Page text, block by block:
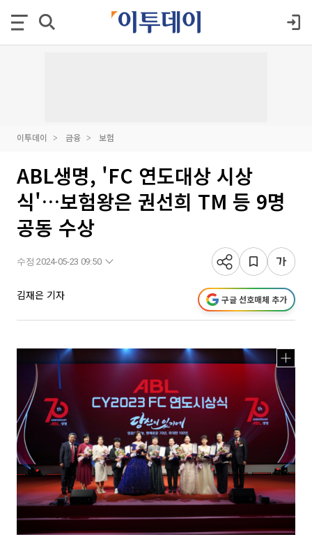
이투데이 금융 보험
ABL생명, 'FC 연도대상 시상
식'…보험왕은 권선희 TM 등 9명
공동 수상
수정 2024-05-23 09:50
김재은 기자 구글 선호매체 추가